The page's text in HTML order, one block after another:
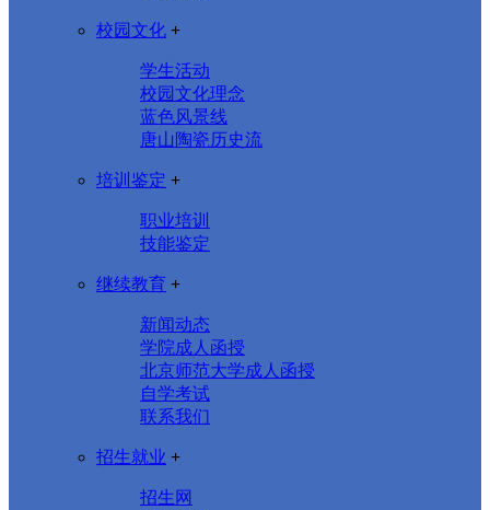
校园文化 +
学生活动
校园文化理念
蓝色风景线
唐山陶瓷历史流
培训鉴定 +
职业培训
技能鉴定
继续教育 +
新闻动态
学院成人函授
北京师范大学成人函授
自学考试
联系我们
招生就业 +
招生网